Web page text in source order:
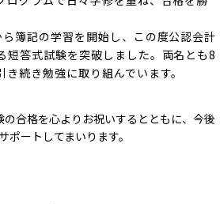
簿記の学習を開始し、この度公認会計
短答式試験を突破しました。両名とも8
続き勉強に取り組んでいます。
合格を心よりお祝いするとともに、今後
ートしてまいります。